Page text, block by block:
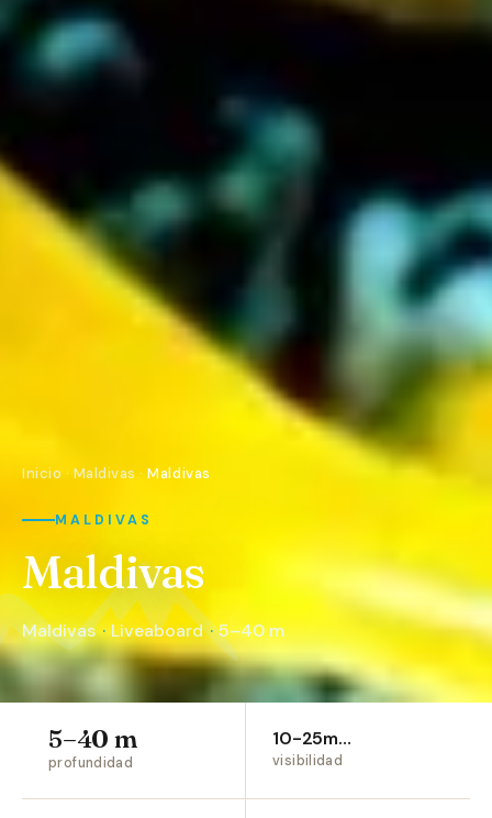
Inicio · Maldivas ·Maldivas
MALDIVAS
Maldivas
Maldivas · Liveaboard · 5–40 m
5–40 m
profundidad
10-25m…
visibilidad